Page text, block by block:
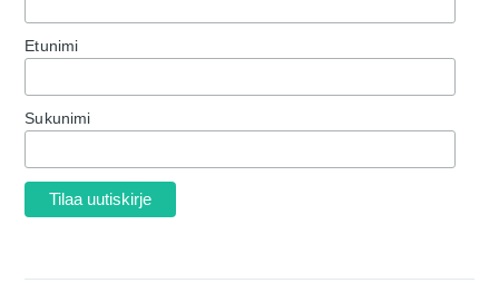
Etunimi
Sukunimi